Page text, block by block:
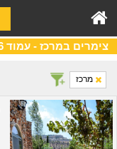
צימרים במרכז - עמוד 6
מרכז